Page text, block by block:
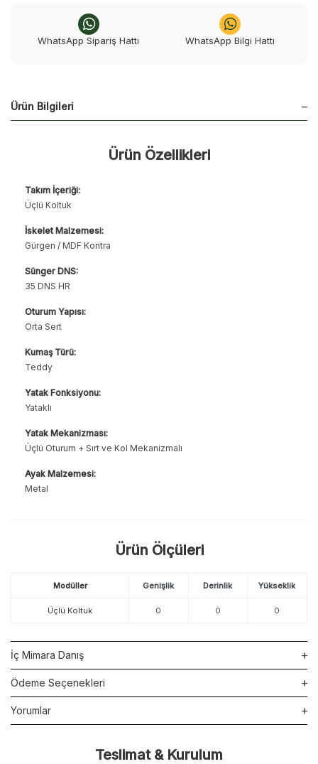
WhatsApp Sipariş Hattı WhatsApp Bilgi Hattı
Ürün Bilgileri
Ürün Özellikleri
Takım İçeriği:
Üçlü Koltuk
İskelet Malzemesi:
Gürgen / MDF Kontra
Sünger DNS:
35 DNS HR
Oturum Yapısı:
Orta Sert
Kumaş Türü:
Teddy
Yatak Fonksiyonu:
Yataklı
Yatak Mekanizması:
Üçlü Oturum + Sırt ve Kol Mekanizmalı
Ayak Malzemesi:
Metal
Ürün Ölçüleri
Modüller Genişlik Derinlik Yükseklik
Üçlü Koltuk 0 0 0
İç Mimara Danış
Ödeme Seçenekleri
Yorumlar
Teslimat & Kurulum